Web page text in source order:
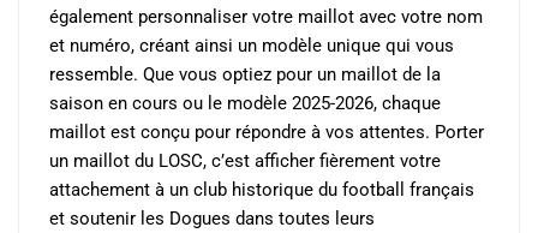
également personnaliser votre maillot avec votre nom
et numéro, créant ainsi un modèle unique qui vous
ressemble. Que vous optiez pour un maillot de la
saison en cours ou le modèle 2025-2026, chaque
maillot est conçu pour répondre à vos attentes. Porter
un maillot du LOSC, c’est afficher fièrement votre
attachement à un club historique du football français
et soutenir les Dogues dans toutes leurs